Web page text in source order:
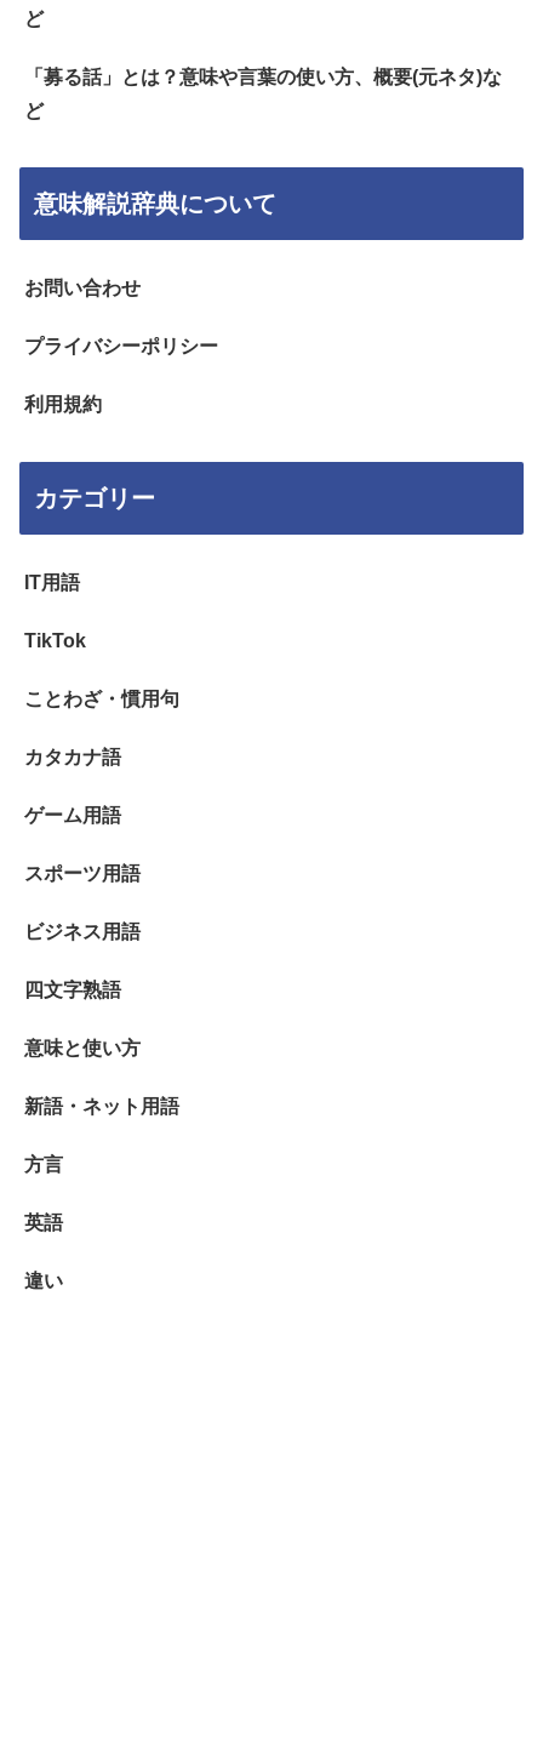
ど
「募る話」とは？意味や言葉の使い方、概要(元ネタ)な
ど
意味解説辞典について
お問い合わせ
プライバシーポリシー
利用規約
カテゴリー
IT用語
TikTok
ことわざ・慣用句
カタカナ語
ゲーム用語
スポーツ用語
ビジネス用語
四文字熟語
意味と使い方
新語・ネット用語
方言
英語
違い